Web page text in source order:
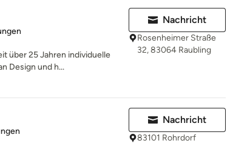
von 5 Sternen
über 25 Jahren individuelle
Design und h...
Nachricht
Rosenheimer Straße
32, 83064 Raubling
von 5 Sternen
Nachricht
83101 Rohrdorf